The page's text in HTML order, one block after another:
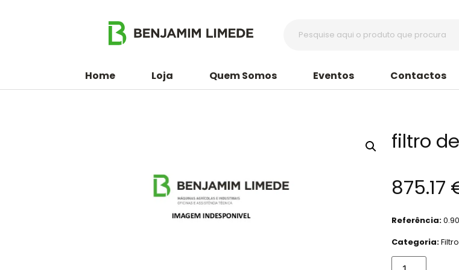
Home Loja Quem Somos Eventos Contactos
filtro
875.17
Referência:
Categoria: